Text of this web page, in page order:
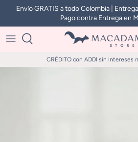
contenido
Envío GRATIS a todo Colombia |
Pago contra Entrega en
CRÉDITO con ADDI sin intereses